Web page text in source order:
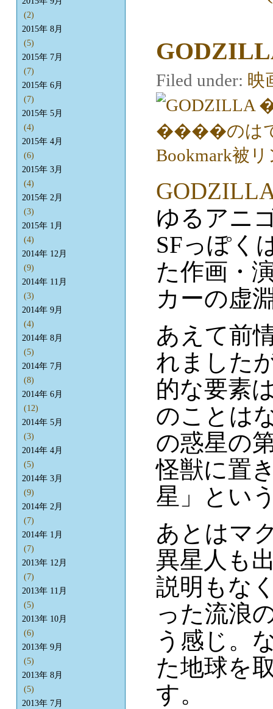
Filed under: 映
ゆるアニ
SFっぽく
た作画・
カーの虚
あえて前
れました
的な要素
のことは
の惑星の
怪獣に置
星」とい
あとはマ
異星人も
説明もな
った流浪
う感じ。
た地球を
す。
(2)
2015年 8月
(5)
2015年 7月
(7)
2015年 6月
(7)
2015年 5月
(4)
2015年 4月
(6)
2015年 3月
(4)
2015年 2月
(3)
2015年 1月
(4)
2014年 12月
(9)
2014年 11月
(3)
2014年 9月
(4)
2014年 8月
(5)
2014年 7月
(8)
2014年 6月
(12)
2014年 5月
(3)
2014年 4月
(5)
2014年 3月
(9)
2014年 2月
(7)
2014年 1月
(7)
2013年 12月
(7)
2013年 11月
(5)
2013年 10月
(6)
2013年 9月
(5)
2013年 8月
(5)
2013年 7月